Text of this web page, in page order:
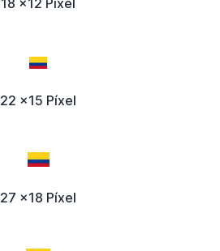
22 x15 Píxel
27 x18 Píxel